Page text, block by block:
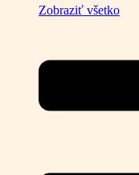
Zobraziť všetko